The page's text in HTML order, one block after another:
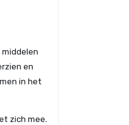
en
in het
zich mee.